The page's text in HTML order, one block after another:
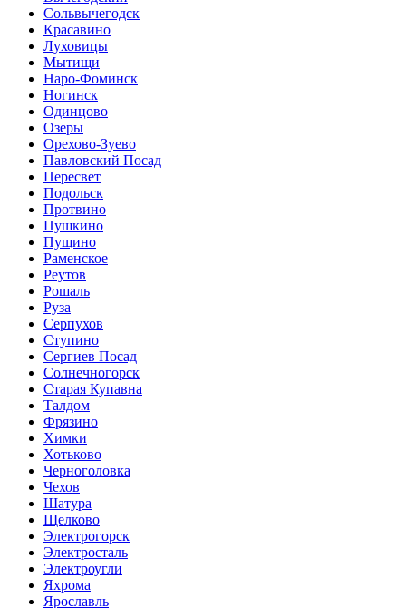
Сольвычегодск
Красавино
Луховицы
Мытищи
Наро-Фоминск
Ногинск
Одинцово
Озеры
Орехово-Зуево
Павловский Посад
Пересвет
Подольск
Протвино
Пушкино
Пущино
Раменское
Реутов
Рошаль
Руза
Серпухов
Ступино
Сергиев Посад
Солнечногорск
Старая Купавна
Талдом
Фрязино
Химки
Хотьково
Черноголовка
Чехов
Шатура
Щелково
Электрогорск
Электросталь
Электроугли
Яхрома
Ярославль